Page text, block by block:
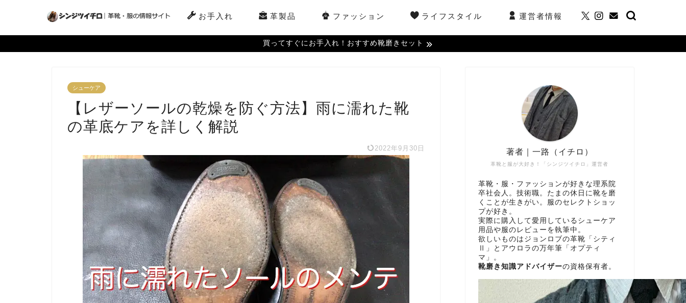
お手入れ 革製品 ファッション ライフスタイル 運営者情報
買ってすぐにお手入れ！おすすめ靴磨きセット
シューケア
【レザーソールの乾燥を防ぐ方法】雨に濡れた靴
の革底ケアを詳しく解説
2022年9月30日
革靴と服が大好き！「シンジツイチロ」運営者
著者｜一路（イチロ）
革靴・服・ファッションが好きな理系院
卒社会人。技術職。たまの休日に靴を磨
くことが生きがい。服のセレクトショッ
プが好き。
実際に購入して愛用しているシューケア
用品や服のレビューを執筆中。
欲しいものはジョンロブの革靴「シティ
Ⅱ」とアウロラの万年筆「オプティ
マ」。
靴磨き知識アドバイザーの資格保有者。